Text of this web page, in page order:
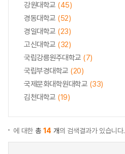
강원대학교 (45)
경동대학교 (52)
경일대학교 (23)
고신대학교 (32)
국립강릉원주대학교 (7)
국립부경대학교 (20)
국제문화대학원대학교 (33)
김천대학교 (19)
에 대한 총 14 개의 검색결과가 있습니다.